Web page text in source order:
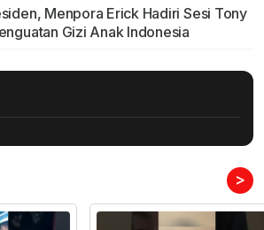
Menpora Erick Hadiri Sesi Tony
Gizi Anak Indonesia
>